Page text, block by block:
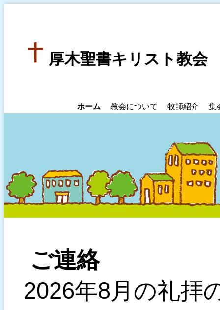
厚木聖書キリスト教会
ホーム 教会について 牧師紹介 集
ご連絡
2026年8月の礼拝